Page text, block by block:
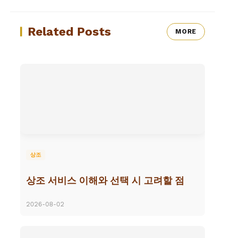
Related Posts MORE
상조
상조 서비스 이해와 선택 시 고려할 점
2026-08-02